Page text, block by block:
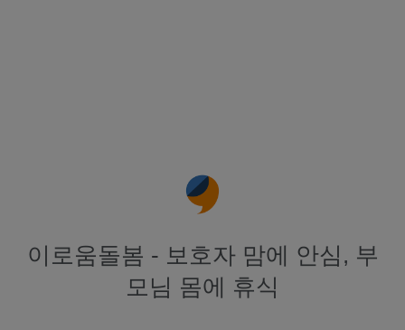
이로움돌봄 - 보호자 맘에 안심, 부
모님 몸에 휴식